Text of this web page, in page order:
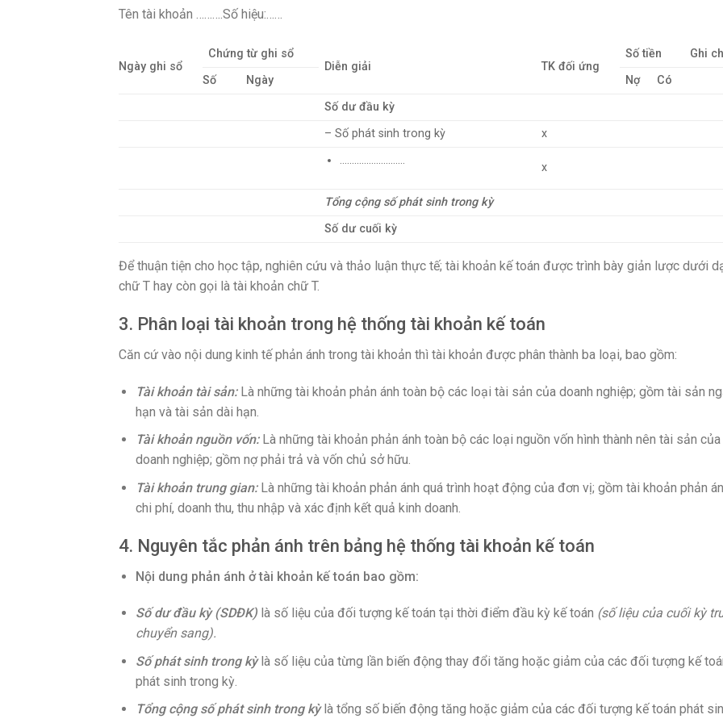
Tên tài khoản ……….Số hiệu:……
Ngày ghi sổ
Chứng từ ghi sổ
Diễn giải
TK đối ứng
Số tiền
Ghi
Số
Ngày Nợ
Có
Số dư đầu kỳ
– Số phát sinh trong kỳ
x
………………………
x
Tổng cộng số phát sinh trong kỳ
Số dư cuối kỳ
Để thuận tiện cho học tập, nghiên cứu và thảo luận thực tế; tài khoản kế toán được trình bày giản lược dưới
chữ T hay còn gọi là tài khoản chữ T.
3. Phân loại tài khoản trong hệ thống tài khoản kế toán
Căn cứ vào nội dung kinh tế phản ánh trong tài khoản thì tài khoản được phân thành ba loại, bao gồm:
Tài khoản tài sản:Là những tài khoản phản ánh toàn bộ các loại tài sản của doanh nghiệp; gồm tài sản
hạn và tài sản dài hạn.
Tài khoản nguồn vốn:Là những tài khoản phản ánh toàn bộ các loại nguồn vốn hình thành nên tài sản của
doanh nghiệp; gồm nợ phải trả và vốn chủ sở hữu.
Tài khoản trung gian:Là những tài khoản phản ánh quá trình hoạt động của đơn vị; gồm tài khoản phản
chi phí, doanh thu, thu nhập và xác định kết quả kinh doanh.
4. Nguyên tắc phản ánh trên bảng hệ thống tài khoản kế toán
Nội dung phản ánh ở tài khoản kế toán bao gồm:
Số dư đầu kỳ (SDĐK)là số liệu của đối tượng kế toán tại thời điểm đầu kỳ kế toán (số liệu của cuối kỳ
chuyển sang).
Số phát sinh trong kỳlà số liệu của từng lần biến động thay đổi tăng hoặc giảm của các đối tượng kế
phát sinh trong kỳ.
Tổng cộng số phát sinh trong kỳ là tổng số biến động tăng hoặc giảm của các đối tượng kế toán phát